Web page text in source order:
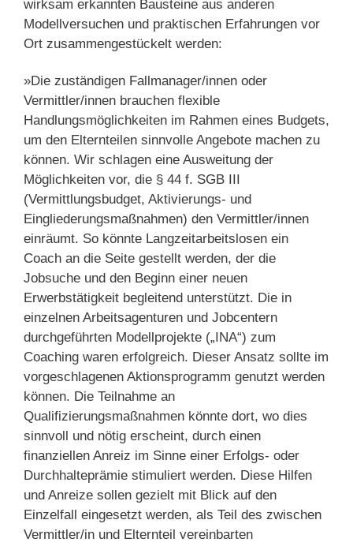
wirksam erkannten Bausteine aus anderen
Modellversuchen und praktischen Erfahrungen vor
Ort zusammengestückelt werden:
»Die zuständigen Fallmanager/innen oder
Vermittler/innen brauchen flexible
Handlungsmöglichkeiten im Rahmen eines Budgets,
um den Elternteilen sinnvolle Angebote machen zu
können. Wir schlagen eine Ausweitung der
Möglichkeiten vor, die § 44 f. SGB III
(Vermittlungsbudget, Aktivierungs- und
Eingliederungsmaßnahmen) den Vermittler/innen
einräumt. So könnte Langzeitarbeitslosen ein
Coach an die Seite gestellt werden, der die
Jobsuche und den Beginn einer neuen
Erwerbstätigkeit begleitend unterstützt. Die in
einzelnen Arbeitsagenturen und Jobcentern
durchgeführten Modellprojekte („INA“) zum
Coaching waren erfolgreich. Dieser Ansatz sollte im
vorgeschlagenen Aktionsprogramm genutzt werden
können. Die Teilnahme an
Qualifizierungsmaßnahmen könnte dort, wo dies
sinnvoll und nötig erscheint, durch einen
finanziellen Anreiz im Sinne einer Erfolgs- oder
Durchhalteprämie stimuliert werden. Diese Hilfen
und Anreize sollen gezielt mit Blick auf den
Einzelfall eingesetzt werden, als Teil des zwischen
Vermittler/in und Elternteil vereinbarten